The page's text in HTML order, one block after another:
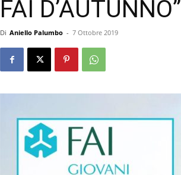
FAI D’AUTUNNO”
Di Aniello Palumbo - 7 Ottobre 2019